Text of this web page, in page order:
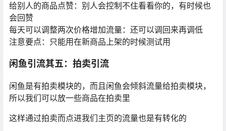
给别人的商品点赞：别人会控制不住看看你的，有时候也
会回赞
每天可以调整两次价格增加流量：还可以调回来再调低
注意要点：只能用在新商品上架的时候测试用
闲鱼引流其五：拍卖引流
闲鱼是有拍卖模块的，而且闲鱼会倾斜流量给拍卖模块，
所以我们可以放一些商品在拍卖里
这样通过拍卖而点进我们主页的流量也是有转化的